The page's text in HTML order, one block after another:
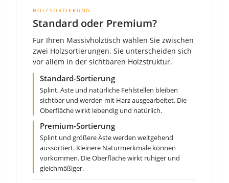
HOLZSORTIERUNG
Standard oder Premium?
Für Ihren Massivholztisch wählen Sie zwischen
zwei Holzsortierungen. Sie unterscheiden sich
vor allem in der sichtbaren Holzstruktur.
Standard-Sortierung
Splint, Äste und natürliche Fehlstellen bleiben
sichtbar und werden mit Harz ausgearbeitet. Die
Oberfläche wirkt lebendig und natürlich.
Premium-Sortierung
Splint und größere Äste werden weitgehend
aussortiert. Kleinere Naturmerkmale können
vorkommen. Die Oberfläche wirkt ruhiger und
gleichmäßiger.